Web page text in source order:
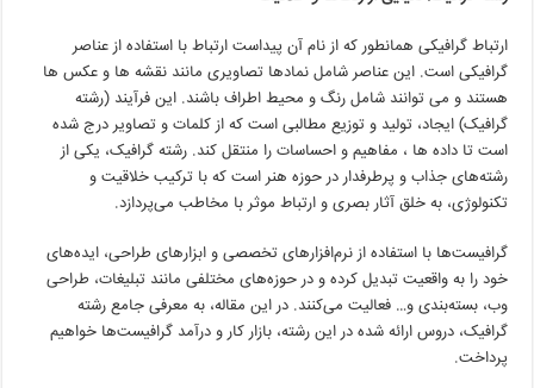
ارتباط گرافیکی همانطور که از نام آن پیداست ارتباط با استفاده از عناصر
گرافیکی است. این عناصر شامل نمادها تصاویری مانند نقشه ها و عکس ها
هستند و می توانند شامل رنگ و محیط اطراف باشند. این فرآیند (رشته
گرافیک) ایجاد، تولید و توزیع مطالبی است که از کلمات و تصاویر درج شده
است تا داده ها ، مفاهیم و احساسات را منتقل کند. رشته گرافیک، یکی از
رشته‌های جذاب و پرطرفدار در حوزه هنر است که با ترکیب خلاقیت و
تکنولوژی، به خلق آثار بصری و ارتباط موثر با مخاطب می‌پردازد.
گرافیست‌ها با استفاده از نرم‌افزارهای تخصصی و ابزارهای طراحی، ایده‌های
خود را به واقعیت تبدیل کرده و در حوزه‌های مختلفی مانند تبلیغات، طراحی
وب، بسته‌بندی و… فعالیت می‌کنند. در این مقاله، به معرفی جامع رشته
گرافیک، دروس ارائه شده در این رشته، بازار کار و درآمد گرافیست‌ها خواهیم
پرداخت.